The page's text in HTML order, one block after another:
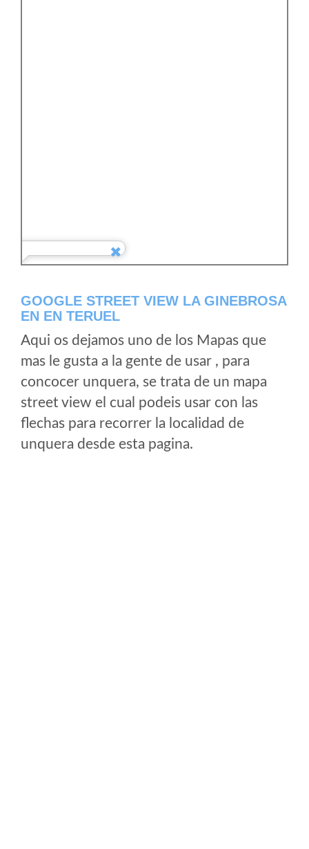
GOOGLE STREET VIEW LA GINEBROSA
EN EN TERUEL
Aqui os dejamos uno de los Mapas que
mas le gusta a la gente de usar , para
concocer unquera, se trata de un mapa
street view el cual podeis usar con las
flechas para recorrer la localidad de
unquera desde esta pagina.